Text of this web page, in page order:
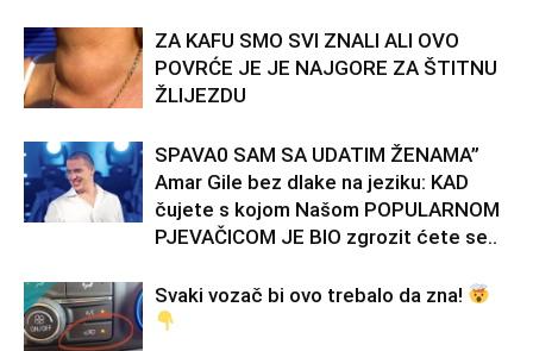
ZA KAFU SMO SVI ZNALI ALI OVO
POVRĆE JE JE NAJGORE ZA ŠTITNU
ŽLIJEZDU
SPAVA0 SAM SA UDATIM ŽENAMA”
Amar Gile bez dlake na jeziku: KAD
čujete s kojom Našom POPULARNOM
PJEVAČICOM JE BIO zgrozit ćete se..
Svaki vozač bi ovo trebalo da zna!